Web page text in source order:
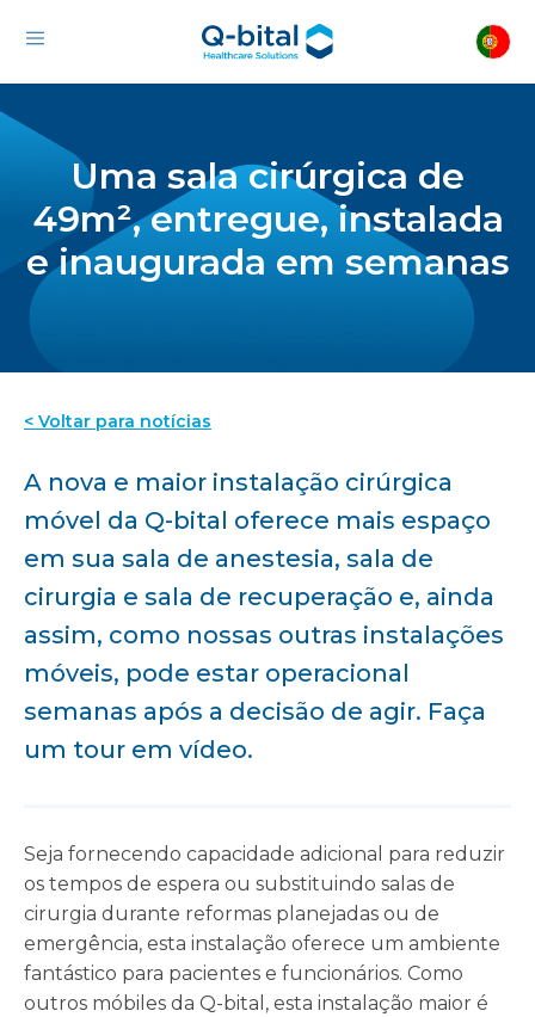
Uma sala cirúrgica de
49m², entregue, instalada
e inaugurada em semanas
< Voltar para notícias
A nova e maior instalação cirúrgica
móvel da Q-bital oferece mais espaço
em sua sala de anestesia, sala de
cirurgia e sala de recuperação e, ainda
assim, como nossas outras instalações
móveis, pode estar operacional
semanas após a decisão de agir. Faça
um tour em vídeo.
Seja fornecendo capacidade adicional para reduzir
os tempos de espera ou substituindo salas de
cirurgia durante reformas planejadas ou de
emergência, esta instalação oferece um ambiente
fantástico para pacientes e funcionários. Como
outros móbiles da Q-bital, esta instalação maior é